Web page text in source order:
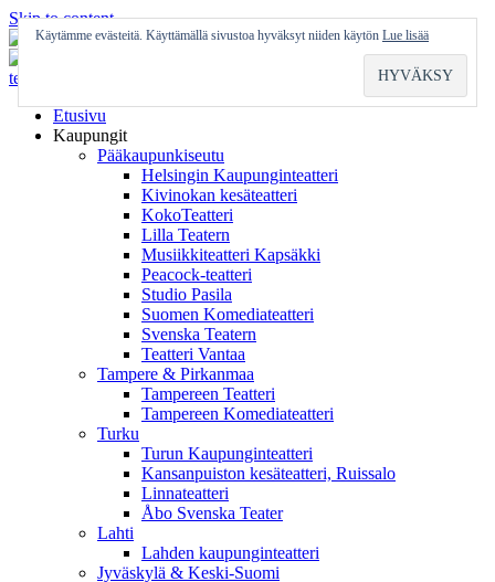
Skip to content
Etusivu
Kaupungit
Pääkaupunkiseutu
Helsingin Kaupunginteatteri
Kivinokan kesäteatteri
KokoTeatteri
Lilla Teatern
Musiikkiteatteri Kapsäkki
Peacock-teatteri
Studio Pasila
Suomen Komediateatteri
Svenska Teatern
Teatteri Vantaa
Tampere & Pirkanmaa
Tampereen Teatteri
Tampereen Komediateatteri
Turku
Turun Kaupunginteatteri
Kansanpuiston kesäteatteri, Ruissalo
Linnateatteri
Åbo Svenska Teater
Lahti
Lahden kaupunginteatteri
Jyväskylä & Keski-Suomi
Käytämme evästeitä. Käyttämällä sivustoa hyväksyt niiden käytön Lue lisää